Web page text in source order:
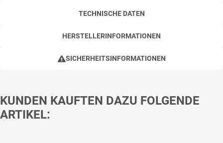
TECHNISCHE DATEN
HERSTELLERINFORMATIONEN
SICHERHEITSINFORMATIONEN
KUNDEN KAUFTEN DAZU FOLGENDE
ARTIKEL: